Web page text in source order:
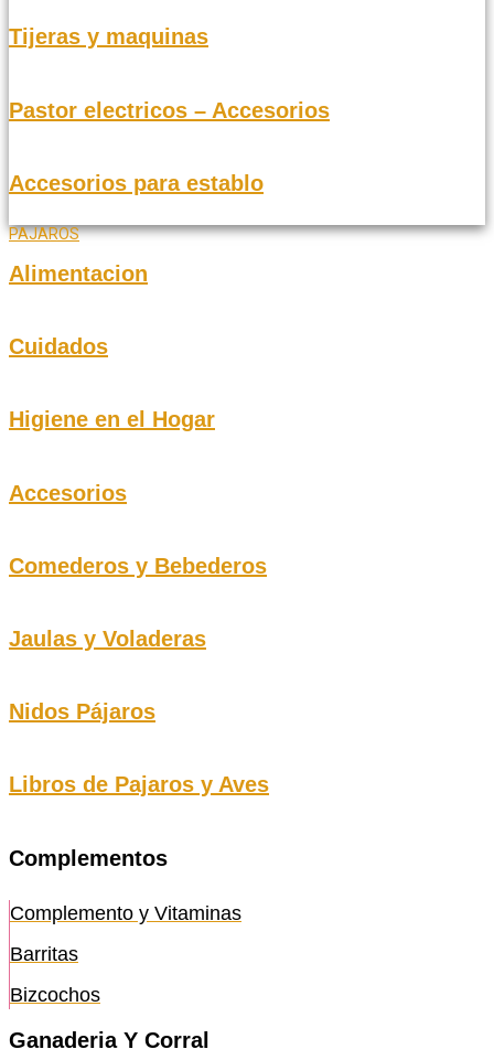
Tijeras y maquinas
Pastor electricos – Accesorios
Accesorios para establo
PAJAROS
Alimentacion
Cuidados
Higiene en el Hogar
Accesorios
Comederos y Bebederos
Jaulas y Voladeras
Nidos Pájaros
Libros de Pajaros y Aves
Complementos
Complemento y Vitaminas
Barritas
Bizcochos
Ganaderia Y Corral